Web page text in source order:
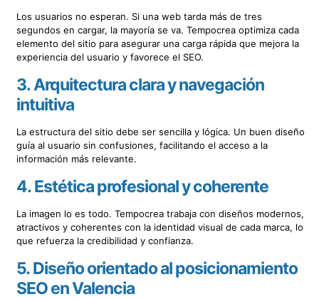
Los usuarios no esperan. Si una web tarda más de tres
segundos en cargar, la mayoría se va. Tempocrea optimiza cada
elemento del sitio para asegurar una carga rápida que mejora la
experiencia del usuario y favorece el SEO.
3.Arquitectura clara y navegación
intuitiva
La estructura del sitio debe ser sencilla y lógica. Un buen diseño
guía al usuario sin confusiones, facilitando el acceso a la
información más relevante.
4.Estética profesional y coherente
La imagen lo es todo. Tempocrea trabaja con diseños modernos,
atractivos y coherentes con la identidad visual de cada marca, lo
que refuerza la credibilidad y confianza.
5.Diseño orientado al posicionamiento
SEO en Valencia